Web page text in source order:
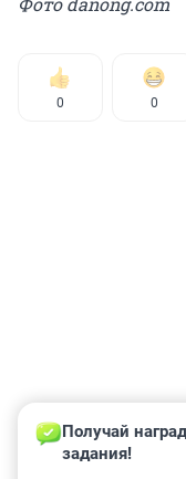
0 0
Получай
задания!